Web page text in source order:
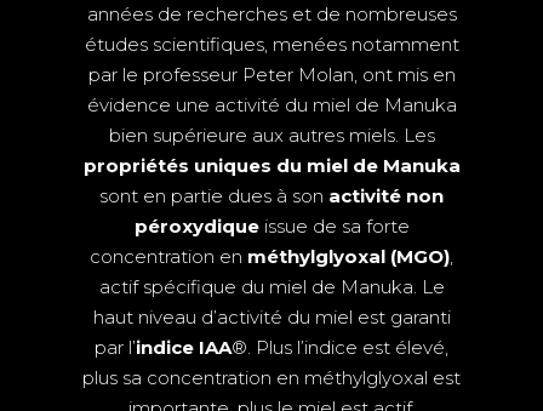
années de recherches et de nombreuses
études scientifiques, menées notamment
par le professeur Peter Molan, ont mis en
évidence une activité du miel de Manuka
bien supérieure aux autres miels. Les
propriétés uniques du miel de Manuka
sont en partie dues à son activité non
péroxydiqueissue de sa forte
concentration en méthylglyoxal (MGO)
actif spécifique du miel de Manuka. Le
haut niveau d’activité du miel est garanti
par l’indice IAA®. Plus l’indice est élevé,
plus sa concentration en méthylglyoxal est